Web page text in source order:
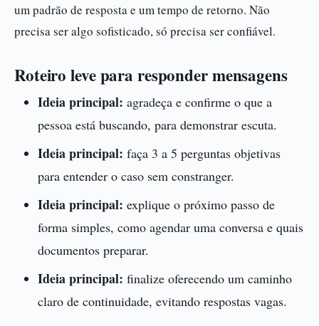
um padrão de resposta e um tempo de retorno. Não
precisa ser algo sofisticado, só precisa ser confiável.
Roteiro leve para responder mensagens
Ideia principal: agradeça e confirme o que a
pessoa está buscando, para demonstrar escuta.
Ideia principal: faça 3 a 5 perguntas objetivas
para entender o caso sem constranger.
Ideia principal: explique o próximo passo de
forma simples, como agendar uma conversa e quais
documentos preparar.
Ideia principal: finalize oferecendo um caminho
claro de continuidade, evitando respostas vagas.